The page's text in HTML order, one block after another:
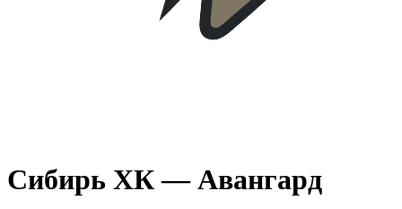
Сибирь ХК — Авангард